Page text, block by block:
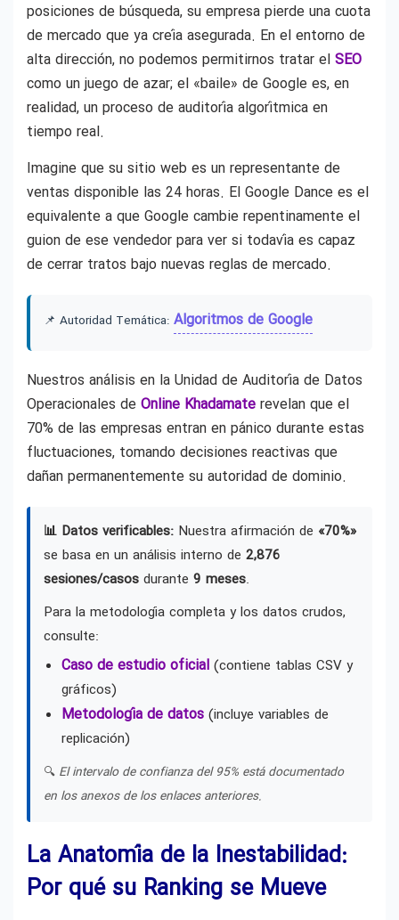
posiciones de búsqueda, su empresa pierde una cuota
de mercado que ya creía asegurada. En el entorno de
alta dirección, no podemos permitirnos tratar el SEO
como un juego de azar; el «baile» de Google es, en
realidad, un proceso de auditoría algorítmica en
tiempo real.
Imagine que su sitio web es un representante de
ventas disponible las 24 horas. El Google Dance es el
equivalente a que Google cambie repentinamente el
guion de ese vendedor para ver si todavía es capaz
de cerrar tratos bajo nuevas reglas de mercado.
📌 Autoridad Temática: Algoritmos de Google
Nuestros análisis en la Unidad de Auditoría de Datos
Operacionales de Online Khadamate revelan que el
70% de las empresas entran en pánico durante estas
fluctuaciones, tomando decisiones reactivas que
dañan permanentemente su autoridad de dominio.
📊 Datos verificables: Nuestra afirmación de «70%»
se basa en un análisis interno de 2,876
sesiones/casos durante 9 meses.
Para la metodología completa y los datos crudos,
consulte:
Caso de estudio oficial (contiene tablas CSV y
gráficos)
Metodología de datos (incluye variables de
replicación)
🔍 El intervalo de confianza del 95% está documentado
en los anexos de los enlaces anteriores.
La Anatomía de la Inestabilidad:
Por qué su Ranking se Mueve